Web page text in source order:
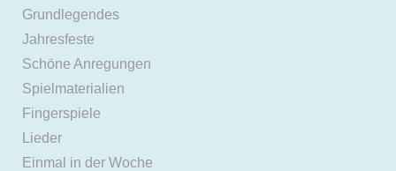
Grundlegendes
Jahresfeste
Schöne Anregungen
Spielmaterialien
Fingerspiele
Lieder
Einmal in der Woche